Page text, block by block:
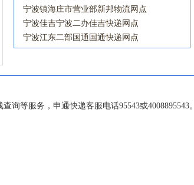
宁波镇海庄市营业部新邦物流网点
宁波佳吉宁波二办佳吉快递网点
宁波江东二部国通国通快递网点
询等服务，申通快递客服电话95543或4008895543。